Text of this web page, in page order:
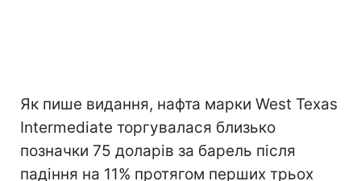
Як пише видання, нафта марки West Texas
Intermediate торгувалася близько
позначки 75 доларів за барель після
падіння на 11% протягом перших трьох